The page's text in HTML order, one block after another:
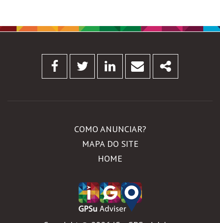
Facebook
Twitter Linkedin
Email
COMO ANUNCIAR?
MAPA DO SITE
HOME